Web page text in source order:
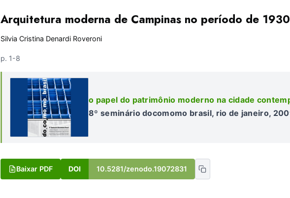
Arquitetura moderna de Campinas no período de
Silvia Cristina Denardi Roveroni
p. 1-8
o papel do patrimônio moderno na cidade
8º seminário docomomo brasil, rio de janeiro,
Baixar PDF DOI 10.5281/zenodo.19072831